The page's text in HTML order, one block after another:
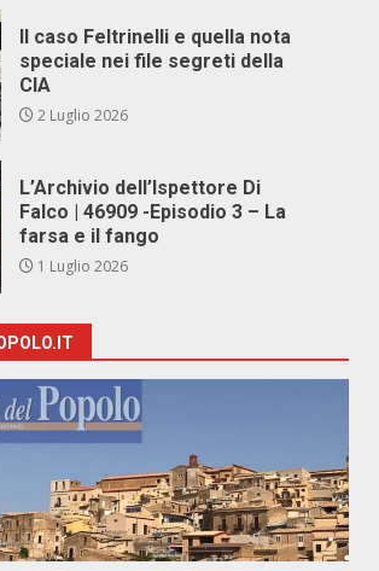
Il caso Feltrinelli e quella nota
speciale nei file segreti della
CIA
2 Luglio 2026
L’Archivio dell’Ispettore Di
Falco | 46909 -Episodio 3 – La
farsa e il fango
1 Luglio 2026